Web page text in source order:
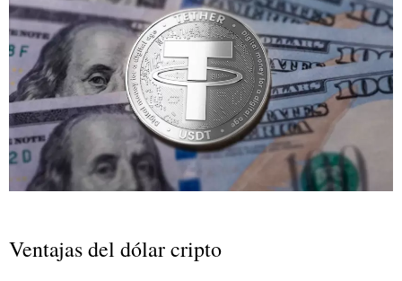
Ventajas del dólar cripto